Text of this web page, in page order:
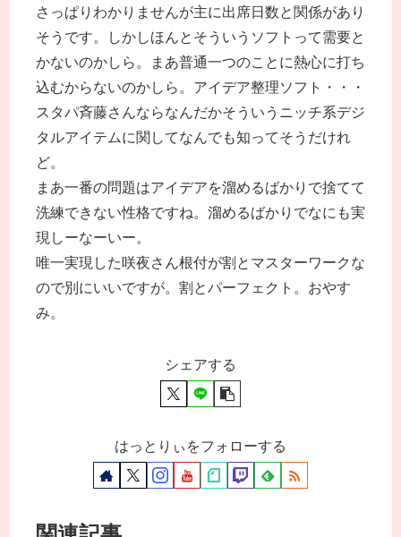
さっぱりわかりませんが主に出席日数と関係があり
そうです。しかしほんとそういうソフトって需要と
かないのかしら。まあ普通一つのことに熱心に打ち
込むからないのかしら。アイデア整理ソフト・・・
スタパ斉藤さんならなんだかそういうニッチ系デジ
タルアイテムに関してなんでも知ってそうだけれ
ど。
まあ一番の問題はアイデアを溜めるばかりで捨てて
洗練できない性格ですね。溜めるばかりでなにも実
現しーなーいー。
唯一実現した咲夜さん根付が割とマスターワークな
ので別にいいですが。割とパーフェクト。おやす
み。
シェアする
はっとりぃをフォローする